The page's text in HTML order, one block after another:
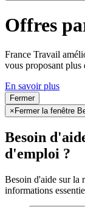
Offres
France Travail
vous proposant plus
En savoir plus
Fermer
× Fermer la fenêtre
Besoin
d'emploi ?
Besoin d'aide sur la
informations